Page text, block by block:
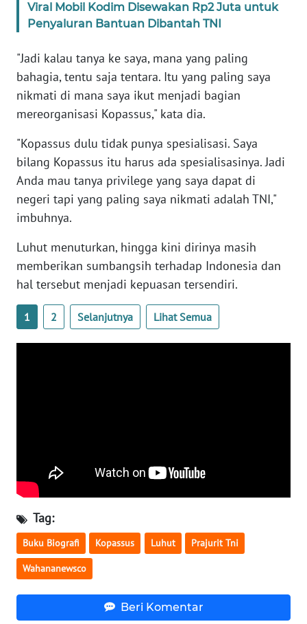
Viral Mobil Kodim Disewakan Rp2 Juta untuk
Penyaluran Bantuan Dibantah TNI
"Jadi kalau tanya ke saya, mana yang paling
bahagia, tentu saja tentara. Itu yang paling saya
nikmati di mana saya ikut menjadi bagian
mereorganisasi Kopassus," kata dia.
"Kopassus dulu tidak punya spesialisasi. Saya
bilang Kopassus itu harus ada spesialisasinya. Jadi
Anda mau tanya privilege yang saya dapat di
negeri tapi yang paling saya nikmati adalah TNI,"
imbuhnya.
Luhut menuturkan, hingga kini dirinya masih
memberikan sumbangsih terhadap Indonesia dan
hal tersebut menjadi kepuasan tersendiri.
1 2 Selanjutnya Lihat Semua
Tag:
Buku Biografi Kopassus Luhut Prajurit Tni
Wahananewsco
Beri Komentar
WN
BANTEN
WN
NTT
WN
WN
PAPUA
WN
BARAT
WN
RIAU
WN
WN
SULTENG
WN